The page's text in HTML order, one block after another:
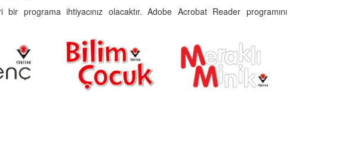
programa ihtiyacınız olacaktır. Adobe Acrobat Reader programını